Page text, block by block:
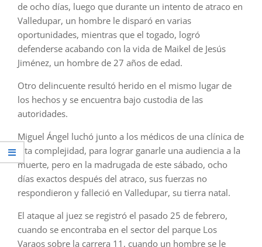
de ocho días, luego que durante un intento de atraco en
Valledupar, un hombre le disparó en varias
oportunidades, mientras que el togado, logró
defenderse acabando con la vida de Maikel de Jesús
Jiménez, un hombre de 27 años de edad.
Otro delincuente resultó herido en el mismo lugar de
los hechos y se encuentra bajo custodia de las
autoridades.
Miguel Ángel luchó junto a los médicos de una clínica de
alta complejidad, para lograr ganarle una audiencia a la
muerte, pero en la madrugada de este sábado, ocho
días exactos después del atraco, sus fuerzas no
respondieron y falleció en Valledupar, su tierra natal.
El ataque al juez se registró el pasado 25 de febrero,
cuando se encontraba en el sector del parque Los
Varaos sobre la carrera 11, cuando un hombre se le